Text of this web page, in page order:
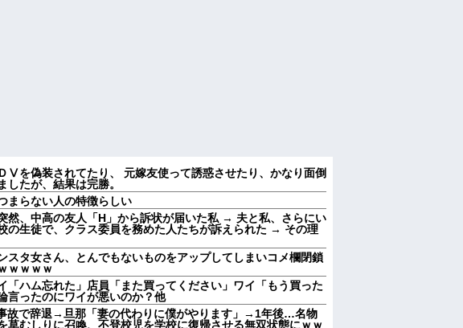
Ⅴを偽装されてたり、 元嫁友使って誘惑させたり、かなり面倒
したが、結果は完勝。
まらない人の特徴らしい
然、中高の友人「H」から訴状が届いた私 → 夫と私、さらにい
の生徒で、クラス委員を務めた人たちが訴えられた → その理
スタ女さん、とんでもないものをアップしてしまいコメ欄閉鎖
ｗｗｗｗ
「ハム忘れた」店員「また買ってください」ワイ「もう買った
ったのにワイが悪いのか？他
故で辞退→旦那「妻の代わりに僕がやります」→1年後…名物
草むしりに召喚、不登校児を学校に復帰させる無双状態にｗｗ